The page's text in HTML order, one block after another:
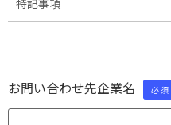
お問い合わせ先企業名 必須